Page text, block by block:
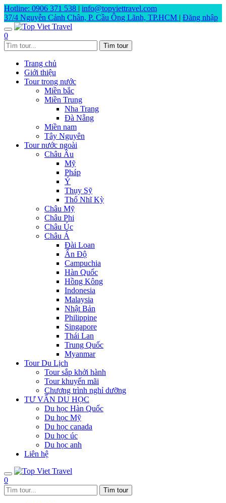
Hotline: 0906 371 538 | info@topviettravel.com
37/4 Nguyễn Cảnh Chân, P. Cầu Ông Lãnh, TP.HCM | Đăng nhập
0
Trang chủ
Giới thiệu
Tour trong nước
Miền bắc
Miền Trung
Nha Trang
Đà Nẵng
Miền nam
Tây Nguyên
Tour nước ngoài
Châu Âu
Mỹ
Pháp
Ý
Thụy Sỹ
Thổ Nhĩ Kỳ
Châu Mỹ
Châu Phi
Châu Úc
Châu Á
Đài Loan
Ấn Độ
Campuchia
Hàn Quốc
Hồng Kông
Indonesia
Malaysia
Nhật Bản
Philippine
Singapore
Thái Lan
Trung Quốc
Myanmar
Tour Du Lịch
Tour sắp khởi hành
Tour khuyến mãi
Chương trình nghỉ dưỡng
TƯ VẤN DU HỌC
Du học Hàn Quốc
Du học Mỹ
Du học canada
Du học úc
Du học anh
Liên hệ
0